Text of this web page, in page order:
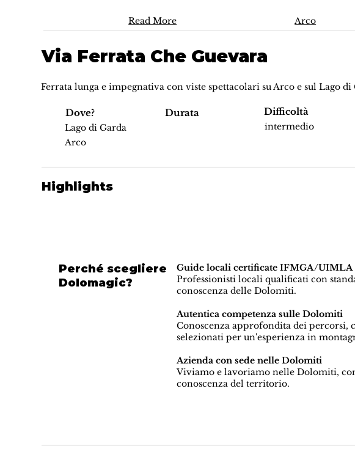
Read More Arco
Via Ferrata Che Guevara
Ferrata lunga e impegnativa con viste spettacolari su Arco e sul Lago di
Dove?
Lago di Garda
Arco
Durata Difficoltà
intermedio
Highlights
Perché scegliere
Dolomagic?
Guide locali certificate IFMGA/UIMLA
Professionisti locali qualificati con
conoscenza delle Dolomiti.
Autentica competenza sulle Dolomiti
Conoscenza approfondita dei
selezionati per un'esperienza in
Azienda con sede nelle Dolomiti
Viviamo e lavoriamo nelle Dolomiti,
conoscenza del territorio.